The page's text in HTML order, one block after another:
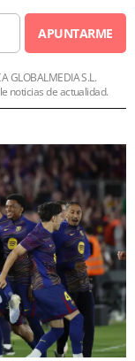
APUNTARME
GLOBALMEDIA S.L.
noticias de actualidad.